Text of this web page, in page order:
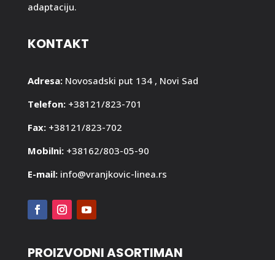
adaptaciju.
KONTAKT
Adresa: Novosadski put 134 , Novi Sad
Telefon: +38121/823-701
Fax: +38121/823-702
Mobilni: +38162/803-05-90
E-mail: info@vranjkovic-linea.rs
PROIZVODNI ASORTIMAN